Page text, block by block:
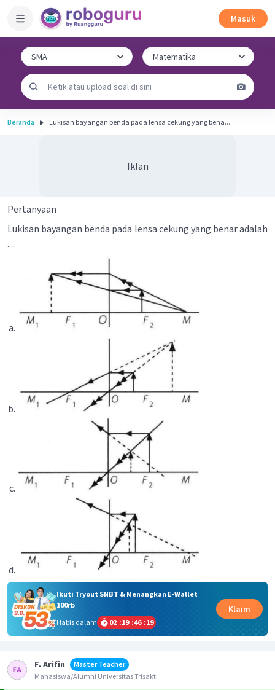
Masuk
Beranda Lukisan bayangan benda pada lensa cekung yang bena...
Iklan
Pertanyaan
Lukisan bayangan benda pada lensa cekung yang benar adalah
....
Ikuti Tryout SNBT & Menangkan E-Wallet
100rb
Habis dalam
02 :19 :46 :19
Klaim
F. Arifin
Master Teacher
Mahasiswa/Alumni Universitas Trisakti